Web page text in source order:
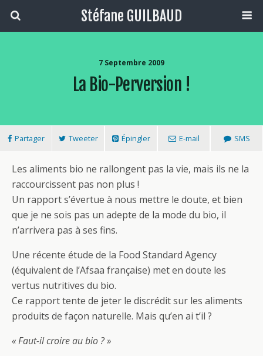
Stéfane GUILBAUD
7 Septembre 2009
La Bio-Perversion !
Partager Tweeter Épingler E-mail SMS
Les aliments bio ne rallongent pas la vie, mais ils ne la
raccourcissent pas non plus !
Un rapport s’évertue à nous mettre le doute, et bien
que je ne sois pas un adepte de la mode du bio, il
n’arrivera pas à ses fins.
Une récente étude de la Food Standard Agency
(équivalent de l’Afsaa française) met en doute les
vertus nutritives du bio.
Ce rapport tente de jeter le discrédit sur les aliments
produits de façon naturelle. Mais qu’en ai t’il ?
« Faut-il croire au bio ? »